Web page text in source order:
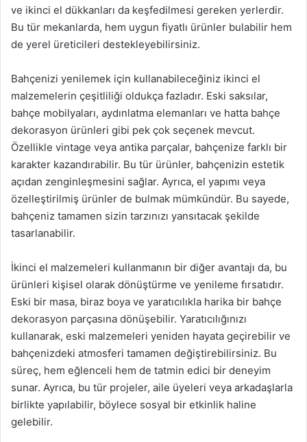
ve ikinci el dükkanları da keşfedilmesi gereken yerlerdir.
Bu tür mekanlarda, hem uygun fiyatlı ürünler bulabilir hem
de yerel üreticileri destekleyebilirsiniz.
Bahçenizi yenilemek için kullanabileceğiniz ikinci el
malzemelerin çeşitliliği oldukça fazladır. Eski saksılar,
bahçe mobilyaları, aydınlatma elemanları ve hatta bahçe
dekorasyon ürünleri gibi pek çok seçenek mevcut.
Özellikle vintage veya antika parçalar, bahçenize farklı bir
karakter kazandırabilir. Bu tür ürünler, bahçenizin estetik
açıdan zenginleşmesini sağlar. Ayrıca, el yapımı veya
özelleştirilmiş ürünler de bulmak mümkündür. Bu sayede,
bahçeniz tamamen sizin tarzınızı yansıtacak şekilde
tasarlanabilir.
İkinci el malzemeleri kullanmanın bir diğer avantajı da, bu
ürünleri kişisel olarak dönüştürme ve yenileme fırsatıdır.
Eski bir masa, biraz boya ve yaratıcılıkla harika bir bahçe
dekorasyon parçasına dönüşebilir. Yaratıcılığınızı
kullanarak, eski malzemeleri yeniden hayata geçirebilir ve
bahçenizdeki atmosferi tamamen değiştirebilirsiniz. Bu
süreç, hem eğlenceli hem de tatmin edici bir deneyim
sunar. Ayrıca, bu tür projeler, aile üyeleri veya arkadaşlarla
birlikte yapılabilir, böylece sosyal bir etkinlik haline
gelebilir.